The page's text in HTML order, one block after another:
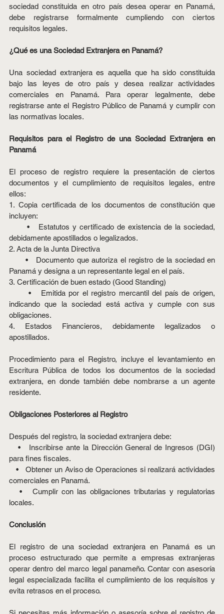
sociedad constituida en otro país desea operar en Panamá,
debe registrarse formalmente cumpliendo con ciertos
requisitos legales.
¿Qué es una Sociedad Extranjera en Panamá?
Una sociedad extranjera es aquella que ha sido constituida
bajo las leyes de otro país y desea realizar actividades
comerciales en Panamá. Para operar legalmente, debe
registrarse ante el Registro Público de Panamá y cumplir con
las normativas locales.
Requisitos para el Registro de una Sociedad Extranjera en
Panamá
El proceso de registro requiere la presentación de ciertos
documentos y el cumplimiento de requisitos legales, entre
ellos:
1. Copia certificada de los documentos de constitución que
incluyen:
•   Estatutos y certificado de existencia de la sociedad,
debidamente apostillados o legalizados.
2. Acta de la Junta Directiva
•   Documento que autoriza el registro de la sociedad en
Panamá y designa a un representante legal en el país.
3. Certificación de buen estado (Good Standing)
•   Emitida por el registro mercantil del país de origen,
indicando que la sociedad está activa y cumple con sus
obligaciones.
4. Estados Financieros, debidamente legalizados o
apostillados.
Procedimiento para el Registro, incluye el levantamiento en
Escritura Pública de todos los documentos de la sociedad
extranjera, en donde también debe nombrarse a un agente
residente.
Obligaciones Posteriores al Registro
Después del registro, la sociedad extranjera debe:
•   Inscribirse ante la Dirección General de Ingresos (DGI)
para fines fiscales.
•   Obtener un Aviso de Operaciones si realizará actividades
comerciales en Panamá.
•   Cumplir con las obligaciones tributarias y regulatorias
locales.
Conclusión
El registro de una sociedad extranjera en Panamá es un
proceso estructurado que permite a empresas extranjeras
operar dentro del marco legal panameño. Contar con asesoría
legal especializada facilita el cumplimiento de los requisitos y
evita retrasos en el proceso.